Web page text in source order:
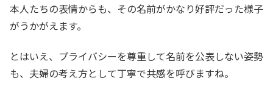
本人たちの表情からも、その名前がかなり好評だった様子
がうかがえます。
とはいえ、プライバシーを尊重して名前を公表しない姿勢
も、夫婦の考え方として丁寧で共感を呼びますね。